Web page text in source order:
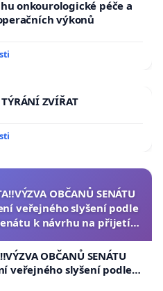
onkourologické péče a
výkonů
TÝRÁNÍ ZVÍŘAT
OBČANŮ SENÁTU
veřejného slyšení podle
k návrhu na přijetí
OBČANŮ SENÁTU
veřejného slyšení podle §
k návrhu na přijetí